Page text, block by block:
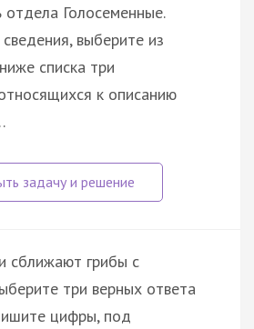
отдела Голосеменные.
выберите из
списка три
к описанию
сближают грибы с
три верных ответа
цифры, под